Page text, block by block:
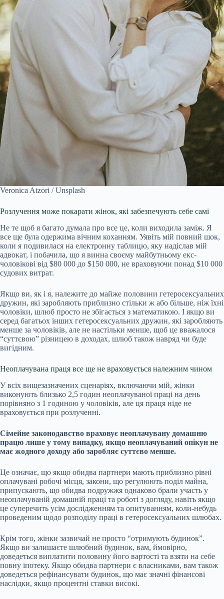
Veronica Atzori / Unsplash
Розлучення може покарати жінок, які забезпечують себе самі
Не те щоб я багато думала про все це, коли виходила заміж. Я
все ще була одержима вічним коханням. Уявіть мій повний шок,
коли я подивилася на електронну таблицю, яку надіслав мій
адвокат, і побачила, що я винна своєму майбутньому екс-
чоловікові від $80 000 до $150 000, не враховуючи понад $10 000
судових витрат.
Якщо ви, як і я, належите до майже половини гетеросексуальних
дружин, які заробляють приблизно стільки ж або більше, ніж їхні
чоловіки, шлюб просто не збігається з математикою. І якщо ви
серед багатьох інших гетеросексуальних дружин, які заробляють
менше за чоловіків, але не настільки менше, щоб це вважалося
“суттєвою” різницею в доходах, шлюб також навряд чи буде
вигідним.
Неоплачувана праця все ще не враховується належним чином
У всіх вищезазначених сценаріях, включаючи мій, жінки
виконують близько 2,5 годин неоплачуваної праці на день
порівняно з 1 годиною у чоловіків, але ця праця ніде не
враховується при розлученні.
Сімейне законодавство враховує неоплачувану домашню
працю лише у тому випадку, якщо неоплачуваний опікун не
має жодного доходу або заробляє суттєво менше.
Це означає, що якщо обидва партнери мають приблизно рівні
оплачувані робочі місця, закони, що регулюють поділ майна,
припускають, що обидва подружжя однаково брали участь у
неоплачуваній домашній праці та роботі з догляду, навіть якщо
це суперечить усім дослідженням та опитуванням, коли-небудь
проведеним щодо розподілу праці в гетеросексуальних шлюбах.
Крім того, жінки зазвичай не просто “отримують будинок”.
Якщо ви залишаєте шлюбний будинок, вам, ймовірно,
доведеться виплатити половину його вартості та взяти на себе
повну іпотеку. Якщо обидва партнери є власниками, вам також
доведеться рефінансувати будинок, що має значні фінансові
наслідки, якщо процентні ставки високі.